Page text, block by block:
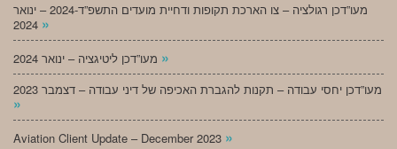
מעו”דכן רגולציה – צו הארכת תקופות ודחיית מועדים התשפ”ד-2024 – ינואר
»
»
מעו”דכן יחסי עבודה – תקנות להגברת האכיפה של דיני עבודה – דצמבר 2023
»
Aviation Client Update – December 2023 »